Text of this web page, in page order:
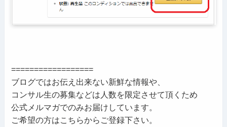
==================
ブログではお伝え出来ない新鮮な情報や、
コンサル生の募集などは人数を限定させて頂くため
公式メルマガでのみお届けしています。
ご希望の方はこちらからご登録下さい。